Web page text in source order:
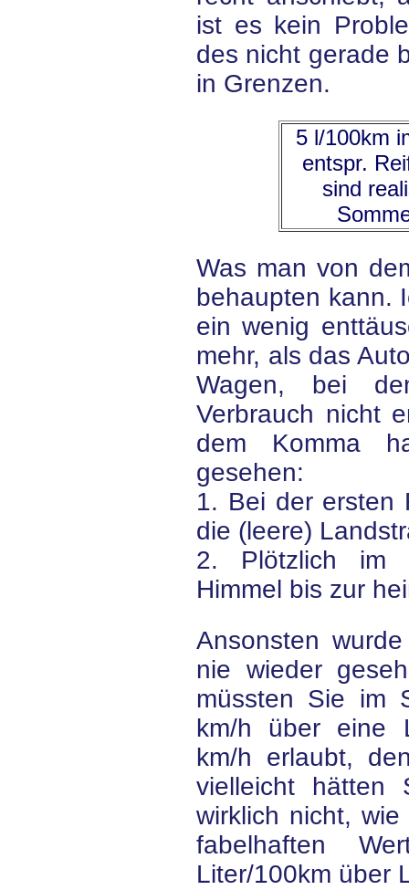
ist es kein
des nicht gerade
in Grenzen.
5 l/100km
entspr.
sind
Was man von
behaupten kann.
ein wenig
mehr, als das
Wagen, bei
Verbrauch nicht
dem Komma
gesehen:
1. Bei der ersten
die (leere)
2. Plötzlich im
Himmel bis zur
Ansonsten
nie wieder
müssten Sie im
km/h über eine
km/h erlaubt,
vielleicht hätten
wirklich nicht,
fabelhaften
Liter/100km über